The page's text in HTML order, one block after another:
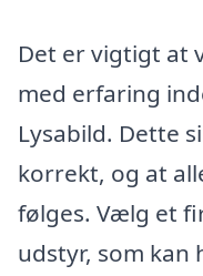
Det er vigtigt at
med erfaring
Lysabild. Dette
korrekt, og at
følges. Vælg et
udstyr, som kan